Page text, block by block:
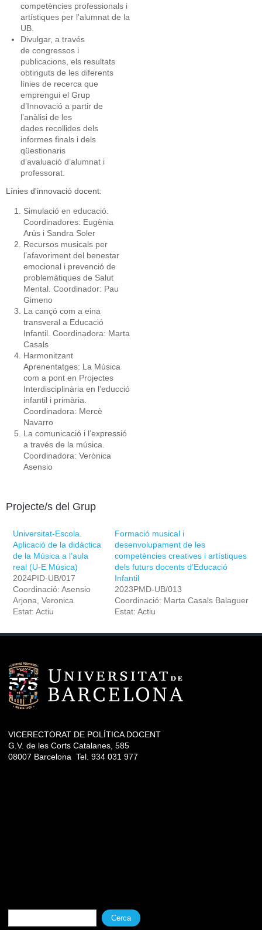
competències professionals i
artístiques per l'alumnat de la
UB.
Divulgar, a través
de congressos i
publicacions, els resultats
obtinguts de les diferents
línies de recerca que
emprengui el Grup
d’Innovació a partir de
l’anàlisi de les
dades recollides dels
informes finals i dels
qüestionaris
d’avaluació d’alumnat i
professorat.
Línies d'innovació docent:
Simulació en educació.
Coordinadores: Eugènia
Arús i Sandra Soler
Recursos musicals per
l’afavoriment del benestar
emocional i prevenció de
problemàtiques de Salut
Mental. Coordinador: Pau
Gimeno
La cançó com a eina
transveral a Educació
Infantil. Coordinadora: Marta
Casals
Harmonitzant
Aprenentatges: La Música
com a pont en Projectes
Interdisciplinària en l’educció
infantil i primària.
Coordinadora: Mercè
Navarro
La comunicació i l’expressió
a través de la música.
Coordinadora: Verònica
Asensio
Projecte/s del Grup
Universitat-Escola.
Aplicació de la didàctica
de la Música a l’aula
real (U-E Música)
2024PID-UB/017
Coordinació: Asensio
Arjona, Veronica
Estat: Actiu
Formació musical i
desenvolupament de les
competències creatives i artístiques
dels futurs docents d’Educació
Infantil
2023PMD-UB/013
Coordinació: Marta Casals Balaguer
Estat: Actiu
VICERECTORAT DE POLÍTICA DOCENT
G.V. de les Corts Catalanes, 585
08007 Barcelona Tel. 934 031 977
Formulari de cerca
Cerca